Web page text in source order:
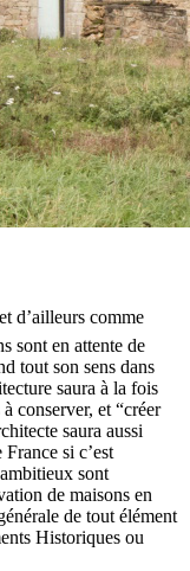
d’ailleurs comme
sont en attente de
tout son sens dans
saura à la fois
conserver, et “créer
saura aussi
si c’est
sont
de maisons en
de tout élément
Historiques ou